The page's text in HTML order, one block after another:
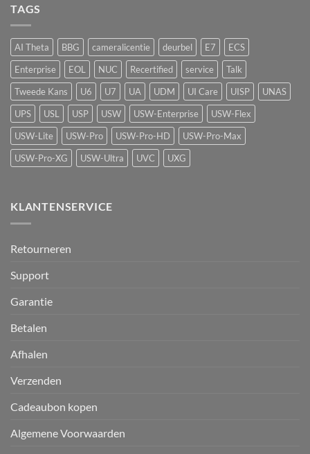
vape-
detectie
voor
UniFi
Protect
TAGS
AI Theta BBG cameralicentie deurbel E7
ECS
Enterprise
EOL NUC Recertified service
Talk
Tweede Kans
U6 U7 UA UDM UI Care UISP
UNAS
UPS
USL USP USW USW-Enterprise
USW-Flex
USW-Lite
USW-Pro USW-Pro-HD
USW-Pro-Max
USW-Pro-XG
USW-Ultra UVC UXG
KLANTENSERVICE
Retourneren
Support
Garantie
Betalen
Afhalen
Verzenden
Cadeaubon kopen
Algemene Voorwaarden